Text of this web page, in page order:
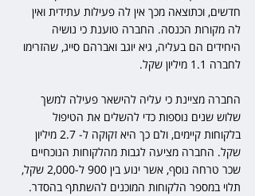
חדשים, וכתוצאה מכך אין לה פעילות עתידית ואין
לה מקורות הכנסה. החברה טוענת כי נושיה
היחידים הם בעליה, גיא יוגב ואברהם סייג, שהזרימו
לחברה 1.1 מיליון שקל.
החברה מציינת כי עליה להישאר פעילה למשך
שלוש שנים נוספות כדי להשלים את הטיפול
בלקוחות קיימים, ולם כך היא זקוקה ל- 2.7 מיליון
שקל. החברה מציעה לגבות מהלקוחות הנוכחיים
שכר טרחה נוסף, אשר ינוע בין 900 ל-2,000 שקל,
תלוי במספר הלקוחות המוכנים להשתתף בהסדר.